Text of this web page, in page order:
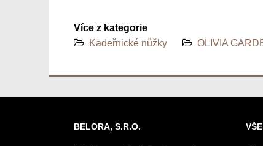
Více z kategorie
Kadeřnické nůžky
OLIVIA
BELORA, S.R.O.